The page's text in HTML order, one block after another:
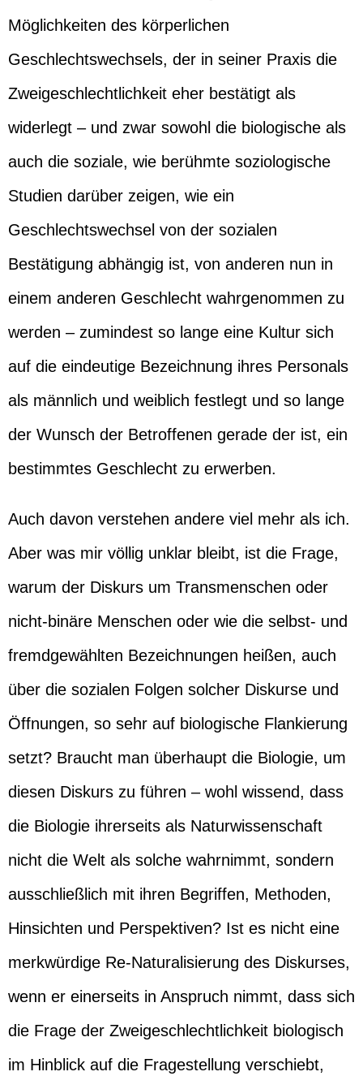
Möglichkeiten des körperlichen
Geschlechtswechsels, der in seiner Praxis die
Zweigeschlechtlichkeit eher bestätigt als
widerlegt – und zwar sowohl die biologische als
auch die soziale, wie berühmte soziologische
Studien darüber zeigen, wie ein
Geschlechtswechsel von der sozialen
Bestätigung abhängig ist, von anderen nun in
einem anderen Geschlecht wahrgenommen zu
werden – zumindest so lange eine Kultur sich
auf die eindeutige Bezeichnung ihres Personals
als männlich und weiblich festlegt und so lange
der Wunsch der Betroffenen gerade der ist, ein
bestimmtes Geschlecht zu erwerben.
Auch davon verstehen andere viel mehr als ich.
Aber was mir völlig unklar bleibt, ist die Frage,
warum der Diskurs um Transmenschen oder
nicht-binäre Menschen oder wie die selbst- und
fremdgewählten Bezeichnungen heißen, auch
über die sozialen Folgen solcher Diskurse und
Öffnungen, so sehr auf biologische Flankierung
setzt? Braucht man überhaupt die Biologie, um
diesen Diskurs zu führen – wohl wissend, dass
die Biologie ihrerseits als Naturwissenschaft
nicht die Welt als solche wahrnimmt, sondern
ausschließlich mit ihren Begriffen, Methoden,
Hinsichten und Perspektiven? Ist es nicht eine
merkwürdige Re-Naturalisierung des Diskurses,
wenn er einerseits in Anspruch nimmt, dass sich
die Frage der Zweigeschlechtlichkeit biologisch
im Hinblick auf die Fragestellung verschiebt,